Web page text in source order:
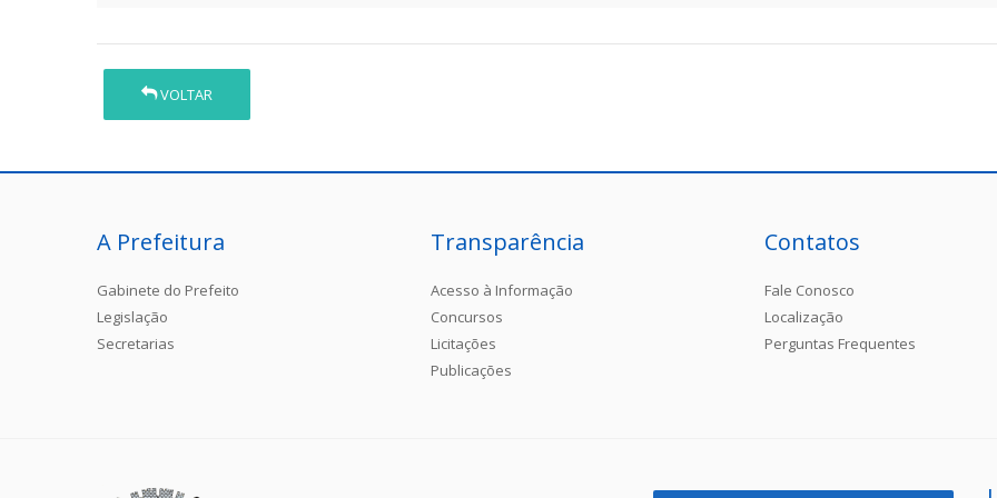
VOLTAR
A Prefeitura
Gabinete do Prefeito
Legislação
Secretarias
Transparência
Acesso à Informação
Concursos
Licitações
Publicações
Contatos
Fale Conosco
Localização
Perguntas Frequentes